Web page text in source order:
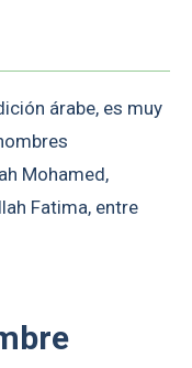
árabe, es muy
Mohamed,
Fatima, entre